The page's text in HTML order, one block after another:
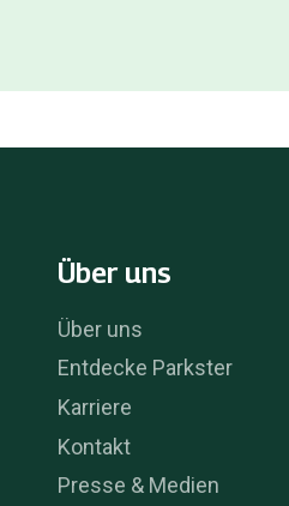
Über uns
Über uns
Entdecke Parkster
Karriere
Kontakt
Presse & Medien